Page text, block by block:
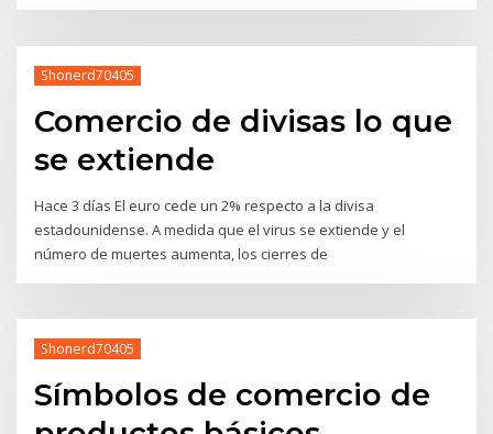
Shonerd70405
Comercio de divisas lo que
se extiende
Hace 3 días El euro cede un 2% respecto a la divisa
estadounidense. A medida que el virus se extiende y el
número de muertes aumenta, los cierres de
Shonerd70405
Símbolos de comercio de